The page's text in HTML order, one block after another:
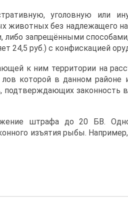
уголовную или
животных без надлежащего
запрещёнными
24,5 руб.) с конфискацией
к ним территории на
которой в данном
законность
штрафа до 20 БВ.
изъятия рыбы.